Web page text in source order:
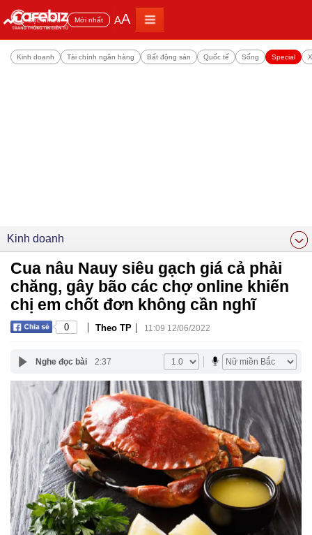
Đọc nhiều Mới nhất AA
Kinh doanh Tài chính ngân hàng Bất động sản Quốc tế Sống Special
Kinh doanh
Cua nâu Nauy siêu gạch giá cả phải
chăng, gây bão các chợ online khiến
chị em chốt đơn không cần nghĩ
0 | Theo TP | 11:09 12/06/2022
Nghe đọc bài 2:37